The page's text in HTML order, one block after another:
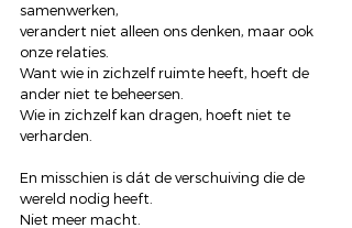
samenwerken,
verandert niet alleen ons denken, maar ook
onze relaties.
Want wie in zichzelf ruimte heeft, hoeft de
ander niet te beheersen.
Wie in zichzelf kan dragen, hoeft niet te
verharden.
En misschien is dát de verschuiving die de
wereld nodig heeft.
Niet meer macht.